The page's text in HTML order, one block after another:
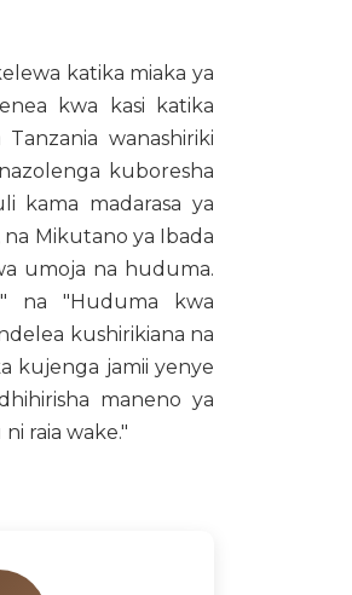
katika miaka ya
kwa kasi katika
wanashiriki
kuboresha
kama madarasa ya
Mikutano ya Ibada
umoja na huduma.
na "Huduma kwa
kushirikiana na
kujenga jamii yenye
maneno ya
raia wake."